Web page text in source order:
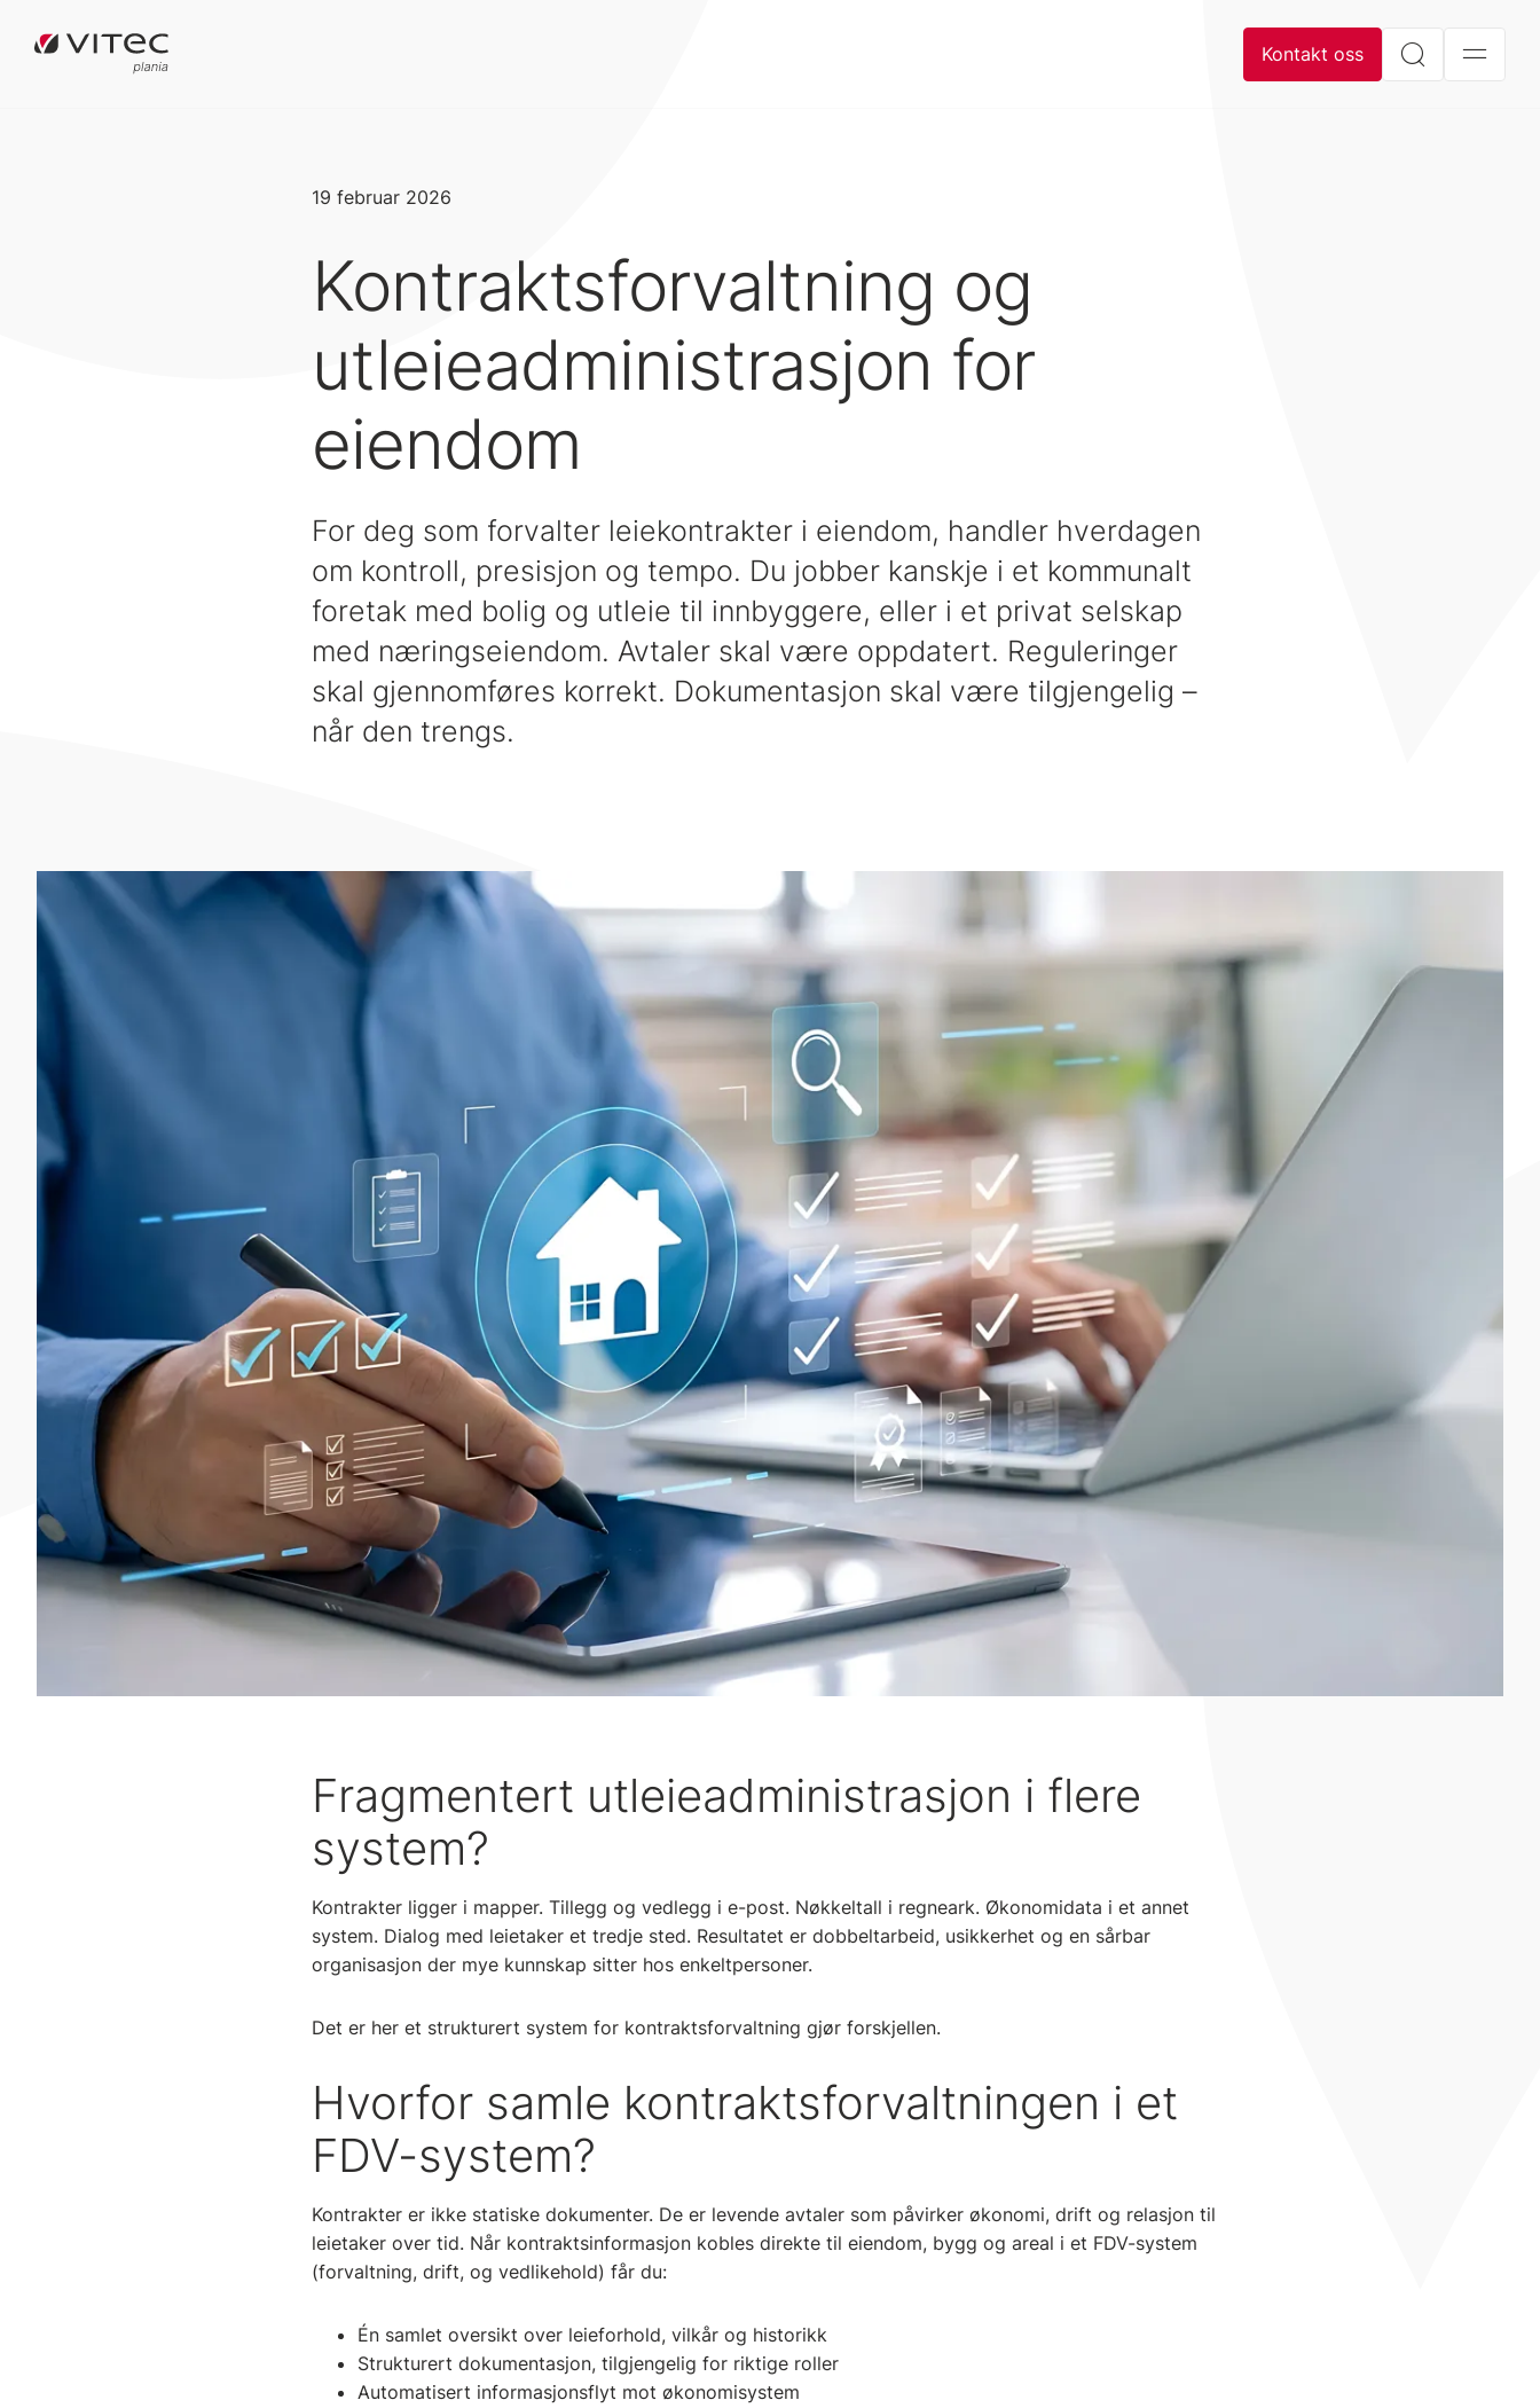
Kontakt oss
19 februar 2026
Kontraktsforvaltning og
utleieadministrasjon for
eiendom
For deg som forvalter leiekontrakter i eiendom, handler hverdagen
om kontroll, presisjon og tempo. Du jobber kanskje i et kommunalt
foretak med bolig og utleie til innbyggere, eller i et privat selskap
med næringseiendom. Avtaler skal være oppdatert. Reguleringer
skal gjennomføres korrekt. Dokumentasjon skal være tilgjengelig –
når den trengs.
Fragmentert utleieadministrasjon i flere
system?
Kontrakter ligger i mapper. Tillegg og vedlegg i e-post. Nøkkeltall i regneark. Økonomidata i et annet
system. Dialog med leietaker et tredje sted. Resultatet er dobbeltarbeid, usikkerhet og en sårbar
organisasjon der mye kunnskap sitter hos enkeltpersoner.
Det er her et strukturert system for kontraktsforvaltning gjør forskjellen.
Hvorfor samle kontraktsforvaltningen i et
FDV-system?
Kontrakter er ikke statiske dokumenter. De er levende avtaler som påvirker økonomi, drift og relasjon til
leietaker over tid. Når kontraktsinformasjon kobles direkte til eiendom, bygg og areal i et FDV-system
(forvaltning, drift, og vedlikehold) får du:
Én samlet oversikt over leieforhold, vilkår og historikk
Strukturert dokumentasjon, tilgjengelig for riktige roller
Automatisert informasjonsflyt mot økonomisystem